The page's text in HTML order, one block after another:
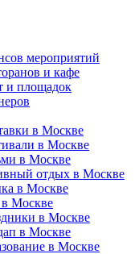
мероприятий
и кафе
и площадок
в Москве
в Москве
в Москве
отдых в Москве
в Москве
Москве
в Москве
в Москве
в Москве